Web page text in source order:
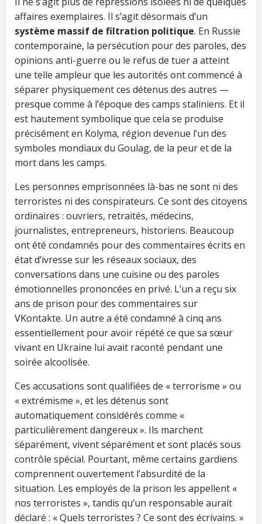
affaires exemplaires. Il s’agit désormais d’un
système massif de filtration politique. En Russie
contemporaine, la persécution pour des paroles, des
opinions anti-guerre ou le refus de tuer a atteint
une telle ampleur que les autorités ont commencé à
séparer physiquement ces détenus des autres —
presque comme à l’époque des camps staliniens. Et il
est hautement symbolique que cela se produise
précisément en Kolyma, région devenue l’un des
symboles mondiaux du Goulag, de la peur et de la
mort dans les camps.
Les personnes emprisonnées là-bas ne sont ni des
terroristes ni des conspirateurs. Ce sont des citoyens
ordinaires : ouvriers, retraités, médecins,
journalistes, entrepreneurs, historiens. Beaucoup
ont été condamnés pour des commentaires écrits en
état d’ivresse sur les réseaux sociaux, des
conversations dans une cuisine ou des paroles
émotionnelles prononcées en privé. L’un a reçu six
ans de prison pour des commentaires sur
VKontakte. Un autre a été condamné à cinq ans
essentiellement pour avoir répété ce que sa sœur
vivant en Ukraine lui avait raconté pendant une
soirée alcoolisée.
Ces accusations sont qualifiées de « terrorisme » ou
« extrémisme », et les détenus sont
automatiquement considérés comme «
particulièrement dangereux ». Ils marchent
séparément, vivent séparément et sont placés sous
contrôle spécial. Pourtant, même certains gardiens
comprennent ouvertement l’absurdité de la
situation. Les employés de la prison les appellent «
nos terroristes », tandis qu’un responsable aurait
déclaré : « Quels terroristes ? Ce sont des écrivains. »